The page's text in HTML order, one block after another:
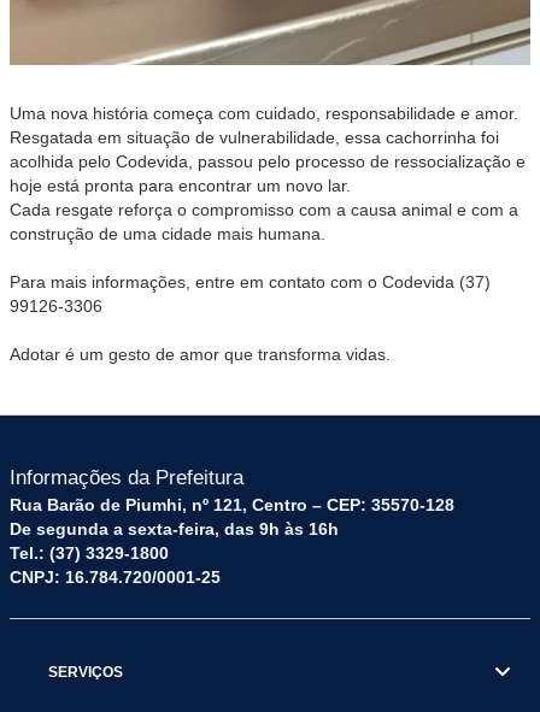
Uma nova história começa com cuidado, responsabilidade e amor.
Resgatada em situação de vulnerabilidade, essa cachorrinha foi
acolhida pelo Codevida, passou pelo processo de ressocialização e
hoje está pronta para encontrar um novo lar.
Cada resgate reforça o compromisso com a causa animal e com a
construção de uma cidade mais humana.
Para mais informações, entre em contato com o Codevida (37)
99126-3306
Adotar é um gesto de amor que transforma vidas.
Informações da Prefeitura
Rua Barão de Piumhi, nº 121, Centro – CEP: 35570-128
De segunda a sexta-feira, das 9h às 16h
Tel.: (37) 3329-1800
CNPJ: 16.784.720/0001-25
SERVIÇOS